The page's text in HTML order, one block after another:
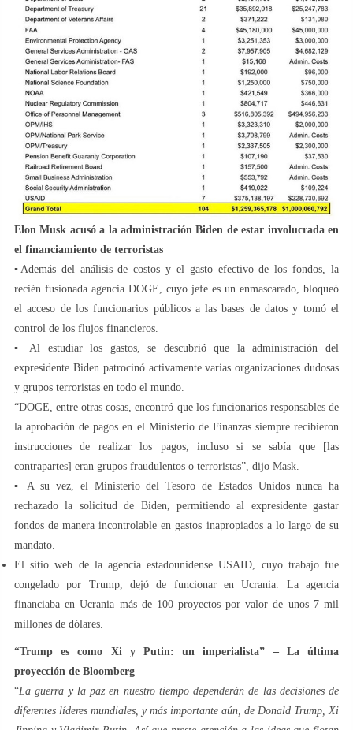
Elon Musk acusó a la administración Biden de estar involucrada en
el financiamiento de terroristas
▪️Además del análisis de costos y el gasto efectivo de los fondos, la
recién fusionada agencia DOGE, cuyo jefe es un enmascarado, bloqueó
el acceso de los funcionarios públicos a las bases de datos y tomó el
control de los flujos financieros.
▪️ Al estudiar los gastos, se descubrió que la administración del
expresidente Biden patrocinó activamente varias organizaciones dudosas
y grupos terroristas en todo el mundo.
“DOGE, entre otras cosas, encontró que los funcionarios responsables de
la aprobación de pagos en el Ministerio de Finanzas siempre recibieron
instrucciones de realizar los pagos, incluso si se sabía que [las
contrapartes] eran grupos fraudulentos o terroristas”, dijo Mask.
▪️ A su vez, el Ministerio del Tesoro de Estados Unidos nunca ha
rechazado la solicitud de Biden, permitiendo al expresidente gastar
fondos de manera incontrolable en gastos inapropiados a lo largo de su
mandato.
El sitio web de la agencia estadounidense USAID, cuyo trabajo fue
congelado por Trump, dejó de funcionar en Ucrania. La agencia
financiaba en Ucrania más de 100 proyectos por valor de unos 7 mil
millones de dólares.
“Trump es como Xi y Putin: un imperialista” – La última
proyección de Bloomberg
“La guerra y la paz en nuestro tiempo dependerán de las decisiones de
diferentes líderes mundiales, y más importante aún, de Donald Trump, Xi